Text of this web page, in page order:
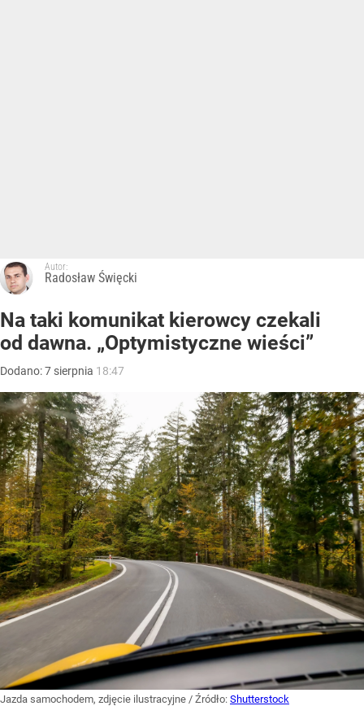
Autor:
Radosław Święcki
Na taki komunikat kierowcy czekali
od dawna. „Optymistyczne wieści”
Dodano:7 sierpnia 18:47
Jazda samochodem, zdjęcie ilustracyjne / Źródło: Shutterstock